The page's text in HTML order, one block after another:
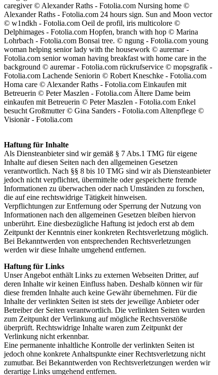
caregiver © Alexander Raths - Fotolia.com Nursing home ©
Alexander Raths - Fotolia.com 24 hours sign. Sun and Moon vector
© w1ndkh - Fotolia.com Oeil de profil, iris multicolore ©
Delphimages - Fotolia.com Hopfen, branch with hop © Marina
Lohrbach - Fotolia.com Bonsai tree. © ngung - Fotolia.com young
woman helping senior lady with the housework © auremar -
Fotolia.com senior woman having breakfast with home care in the
background © auremar - Fotolia.com rückrufservice © mopsgrafik -
Fotolia.com Lachende Seniorin © Robert Kneschke - Fotolia.com
Homa care © Alexander Raths - Fotolia.com Einkaufen mit
Betreuerin © Peter Maszlen - Fotolia.com Ältere Dame beim
einkaufen mit Betreuerin © Peter Maszlen - Fotolia.com Enkel
besucht Großmutter © Gina Sanders - Fotolia.com Altenpflege ©
Visionär - Fotolia.com
Haftung für Inhalte
Als Diensteanbieter sind wir gemäß § 7 Abs.1 TMG für eigene
Inhalte auf diesen Seiten nach den allgemeinen Gesetzen
verantwortlich. Nach §§ 8 bis 10 TMG sind wir als Diensteanbieter
jedoch nicht verpflichtet, übermittelte oder gespeicherte fremde
Informationen zu überwachen oder nach Umständen zu forschen,
die auf eine rechtswidrige Tätigkeit hinweisen.
Verpflichtungen zur Entfernung oder Sperrung der Nutzung von
Informationen nach den allgemeinen Gesetzen bleiben hiervon
unberührt. Eine diesbezügliche Haftung ist jedoch erst ab dem
Zeitpunkt der Kenntnis einer konkreten Rechtsverletzung möglich.
Bei Bekanntwerden von entsprechenden Rechtsverletzungen
werden wir diese Inhalte umgehend entfernen.
Haftung für Links
Unser Angebot enthält Links zu externen Webseiten Dritter, auf
deren Inhalte wir keinen Einfluss haben. Deshalb können wir für
diese fremden Inhalte auch keine Gewähr übernehmen. Für die
Inhalte der verlinkten Seiten ist stets der jeweilige Anbieter oder
Betreiber der Seiten verantwortlich. Die verlinkten Seiten wurden
zum Zeitpunkt der Verlinkung auf mögliche Rechtsverstöße
überprüft. Rechtswidrige Inhalte waren zum Zeitpunkt der
Verlinkung nicht erkennbar.
Eine permanente inhaltliche Kontrolle der verlinkten Seiten ist
jedoch ohne konkrete Anhaltspunkte einer Rechtsverletzung nicht
zumutbar. Bei Bekanntwerden von Rechtsverletzungen werden wir
derartige Links umgehend entfernen.